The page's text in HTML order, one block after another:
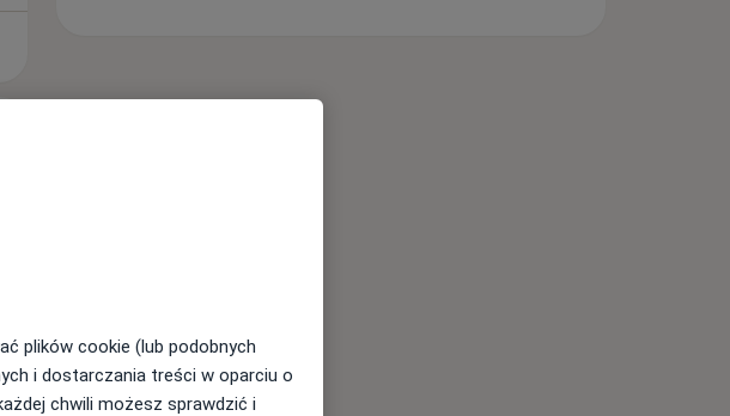
plików cookie (lub podobnych
i dostarczania treści w oparciu o
chwili możesz sprawdzić i